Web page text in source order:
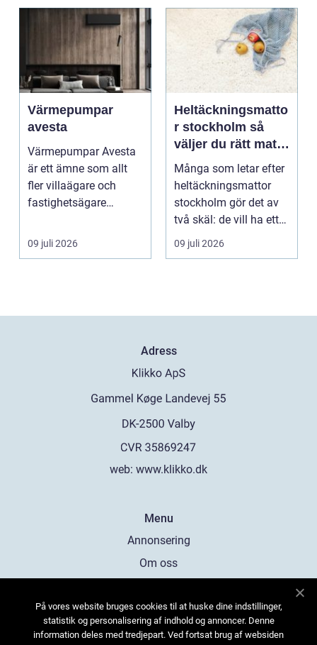
Värmepumpar
avesta
Värmepumpar Avesta
är ett ämne som allt
fler villaägare och
fastighetsägare
...
09 juli 2026
Heltäckningsmatto
r stockholm så
väljer du rätt matta
för hem och
kontor
Många som letar efter
heltäckningsmattor
stockholm gör det av
två skäl: de vill ha ett
tystare och m...
09 juli 2026
Adress
web: www.klikko.dk
Menu
Annonsering
Om oss
Kontakta oss
Sitemap
På vores website bruges cookies til at huske dine indstillinger,
statistik og personalisering af indhold og annoncer. Denne
information deles med tredjepart. Ved fortsat brug af websiden